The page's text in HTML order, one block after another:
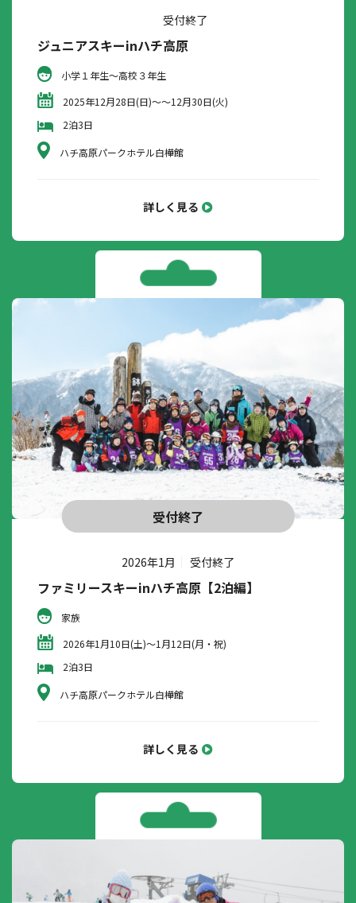
受付終了
ジュニアスキーinハチ高原
小学１年生～高校３年生
2025年12月28日(日)～～12月30日(火)
2泊3日
ハチ高原パークホテル白樺館
詳しく見る
受付終了
2026年1月 受付終了
ファミリースキーinハチ高原【2泊編】
家族
2026年1月10日(土)～1月12日(月・祝)
2泊3日
ハチ高原パークホテル白樺館
詳しく見る